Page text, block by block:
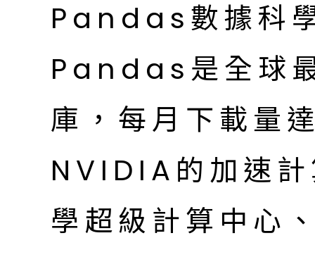
Pandas數據科
Pandas是全球
庫，每月下載量
NVIDIA的加速
學超級計算中心